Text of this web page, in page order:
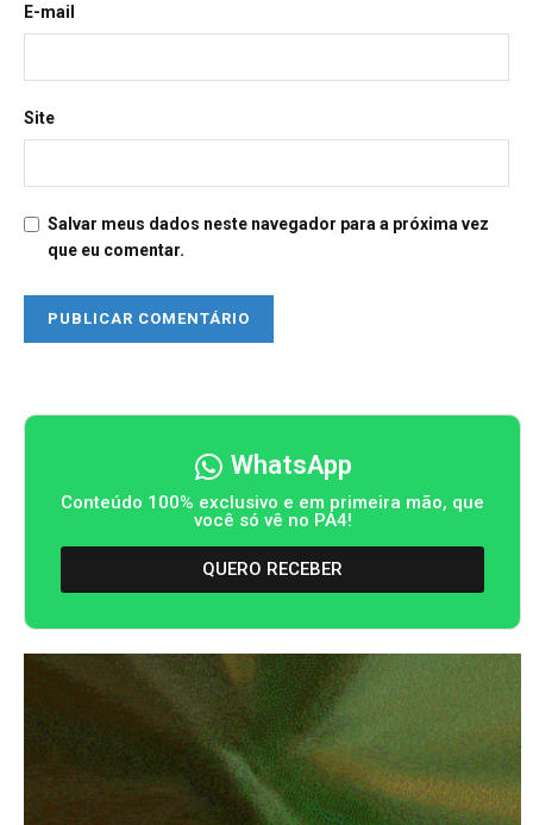
E-mail
Site
Salvar meus dados neste navegador para a próxima vez
que eu comentar.
WhatsApp
Conteúdo 100% exclusivo e em primeira mão, que
você só vê no PA4!
QUERO RECEBER